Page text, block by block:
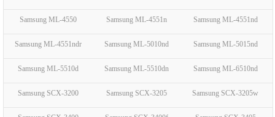
Samsung ML-4550 Samsung ML-4551n Samsung ML-4551nd
Samsung ML-4551ndr Samsung ML-5010nd Samsung ML-5015nd
Samsung ML-5510d Samsung ML-5510dn Samsung ML-6510nd
Samsung SCX-3200 Samsung SCX-3205 Samsung SCX-3205w